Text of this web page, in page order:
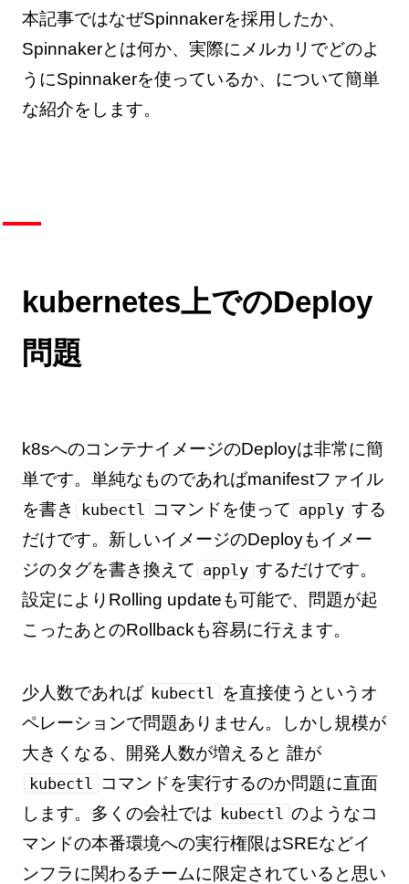
本記事ではなぜSpinnakerを採用したか、
Spinnakerとは何か、実際にメルカリでどのよ
うにSpinnakerを使っているか、について簡単
な紹介をします。
kubernetes上でのDeploy
問題
k8sへのコンテナイメージのDeployは非常に簡
単です。単純なものであればmanifestファイル
を書き
kubectl コマンドを使って apply する
だけです。新しいイメージのDeployもイメー
ジのタグを書き換えて apply するだけです。
設定によりRolling updateも可能で、問題が起
こったあとのRollbackも容易に行えます。
少人数であれば kubectl
を直接使うというオ
ペレーションで問題ありません。しかし規模が
大きくなる、開発人数が増えると 誰が
kubectl
コマンドを実行するのか問題に直面
します。多くの会社では kubectl のようなコ
マンドの本番環境への実行権限はSREなどイ
ンフラに関わるチームに限定されていると思い